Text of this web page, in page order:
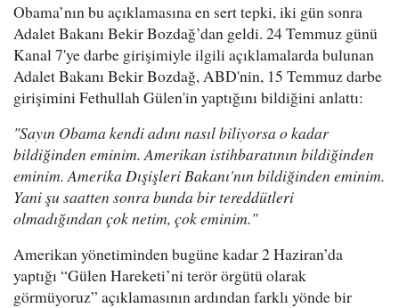
Obama’nın bu açıklamasına en sert tepki, iki gün sonra
Adalet Bakanı Bekir Bozdağ’dan geldi. 24 Temmuz günü
Kanal 7'ye darbe girişimiyle ilgili açıklamalarda bulunan
Adalet Bakanı Bekir Bozdağ, ABD'nin, 15 Temmuz darbe
girişimini Fethullah Gülen'in yaptığını bildiğini anlattı:
"Sayın Obama kendi adını nasıl biliyorsa o kadar
bildiğinden eminim. Amerikan istihbaratının bildiğinden
eminim. Amerika Dışişleri Bakanı'nın bildiğinden eminim.
Yani şu saatten sonra bunda bir tereddütleri
olmadığından çok netim, çok eminim."
Amerikan yönetiminden bugüne kadar 2 Haziran’da
yaptığı “Gülen Hareketi’ni terör örgütü olarak
görmüyoruz” açıklamasının ardından farklı yönde bir